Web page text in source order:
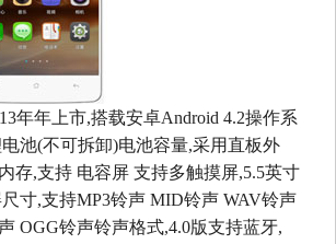
年年上市,搭载安卓Android 4.2操作系
池(不可拆卸)电池容量,采用直板外
存,支持 电容屏 支持多触摸屏,5.5英寸
尺寸,支持MP3铃声 MID铃声 WAV铃声
OGG铃声铃声格式,4.0版支持蓝牙,